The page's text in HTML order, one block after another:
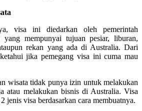
visa ini diedarkan oleh pemerintah
yang mempunyai tujuan pesiar, liburan,
rekan yang ada di Australia. Dari
jika pemegang visa ini cuma mau
wisata tidak punya izin untuk melakukan
atau melakukan bisnis di Australia. Visa
jenis visa berdasarkan cara membuatnya.